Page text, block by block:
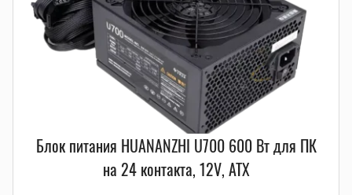
Блок питания HUANANZHI U700 600 Вт для ПК
на 24 контакта, 12V, ATX